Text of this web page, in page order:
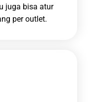
juga bisa atur
per outlet.